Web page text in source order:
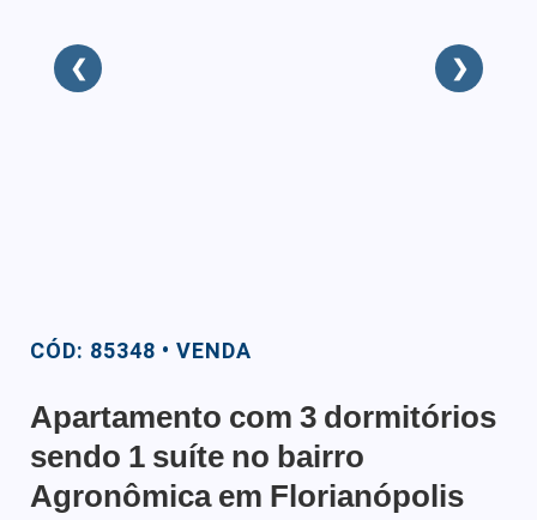
❮ ❯
CÓD: 85348 • VENDA
Apartamento com 3 dormitórios
sendo 1 suíte no bairro
Agronômica em Florianópolis